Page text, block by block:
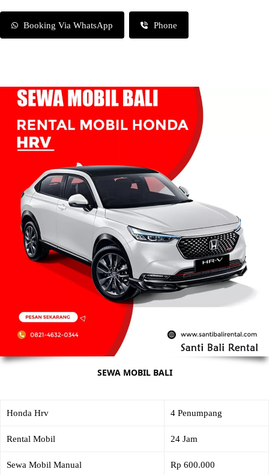
Booking Via WhatsApp Phone
SEWA MOBIL BALI
Honda Hrv 4 Penumpang
Rental Mobil 24 Jam
Sewa Mobil Manual Rp 600.000